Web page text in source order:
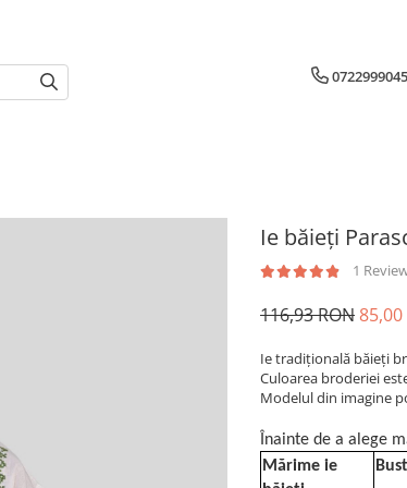
0722999045
Ie băieți
1
116,93 RON85,00
Ie tradiţională băieți
Culoarea broderiei
Modelul din imagine
Înainte de a alege
Mărime ie